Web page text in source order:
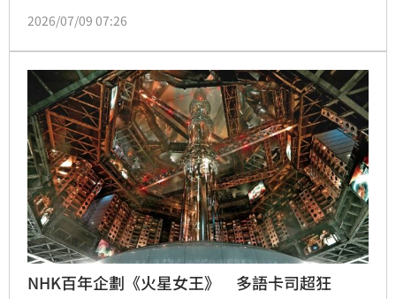
no Kento（菅生健人），憑藉魔性洗腦神曲〈はいよ
次播放，他也是菅田將暉的親弟，這次將帶來正宗「日
式社畜應援舞步」，興奮地向台灣粉絲喊話：「我收到
了許多來自台灣粉絲的訊息，希望用最好的表演回應大
家的支持！」
2026/07/09 07:26
NHK百年企劃《火星女王》 多語卡司超狂